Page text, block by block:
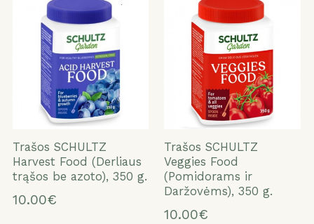
ATŠAUKTI TAIP
Trašos SCHULTZ
Harvest Food (Derliaus
trąšos be azoto), 350 g.
10.00€
Trašos SCHULTZ
Veggies Food
(Pomidorams ir
Daržovėms), 350 g.
10.00€